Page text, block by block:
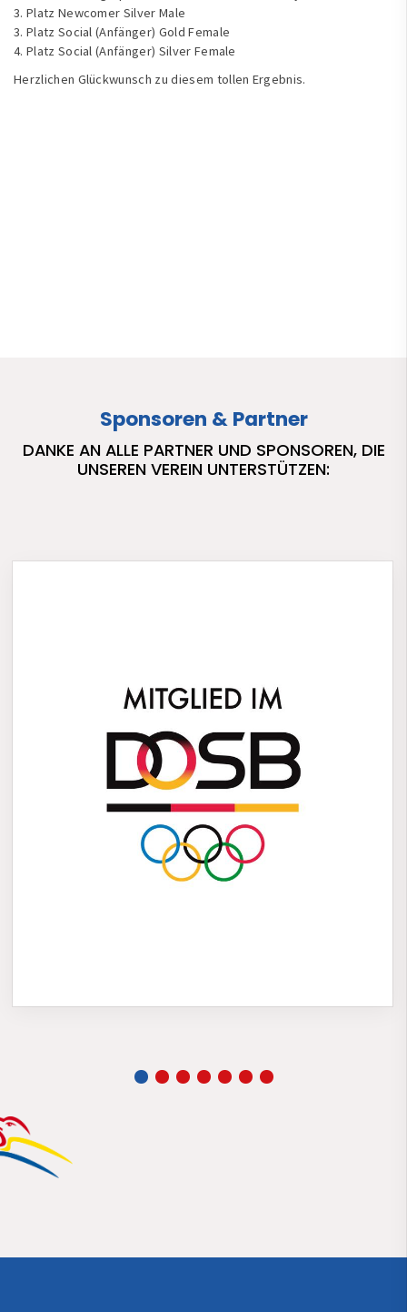
3. Platz Newcomer Silver Male
3. Platz Social (Anfänger) Gold Female
4. Platz Social (Anfänger) Silver Female
Herzlichen Glückwunsch zu diesem tollen Ergebnis.
Sponsoren & Partner
DANKE AN ALLE PARTNER UND SPONSOREN, DIE
UNSEREN VEREIN UNTERSTÜTZEN: